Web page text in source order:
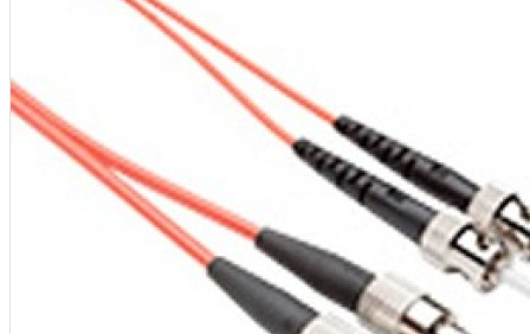
Aksesoris Kamera
Construction Camera
View More
KECANTIKAN